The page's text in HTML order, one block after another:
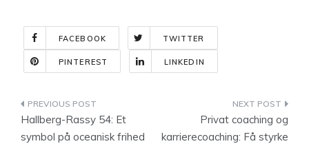
FACEBOOK TWITTER
PINTEREST LINKEDIN
Indlægsnavigation
Hallberg-Rassy 54: Et
symbol på oceanisk frihed
Privat coaching og
karrierecoaching: Få styrke